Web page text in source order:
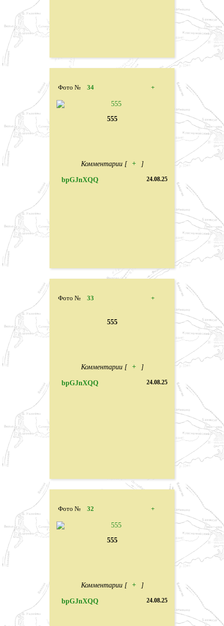
Фото № 34 +
555
Комментарии [ + ]
bpGJnXQQ 24.08.25
Фото № 33 +
555
Комментарии [ + ]
bpGJnXQQ 24.08.25
Фото № 32 +
555
Комментарии [ + ]
bpGJnXQQ 24.08.25